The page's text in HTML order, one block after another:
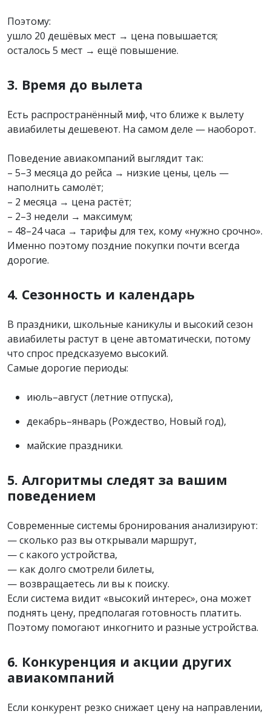
Поэтому:
ушло 20 дешёвых мест → цена повышается;
осталось 5 мест → ещё повышение.
3. Время до вылета
Есть распространённый миф, что ближе к вылету
авиабилеты дешевеют. На самом деле — наоборот.
Поведение авиакомпаний выглядит так:
– 5–3 месяца до рейса → низкие цены, цель —
наполнить самолёт;
– 2 месяца → цена растёт;
– 2–3 недели → максимум;
– 48–24 часа → тарифы для тех, кому «нужно срочно».
Именно поэтому поздние покупки почти всегда
дорогие.
4. Сезонность и календарь
В праздники, школьные каникулы и высокий сезон
авиабилеты растут в цене автоматически, потому
что спрос предсказуемо высокий.
Самые дорогие периоды:
июль–август (летние отпуска),
декабрь–январь (Рождество, Новый год),
майские праздники.
5. Алгоритмы следят за вашим
поведением
Современные системы бронирования анализируют:
— сколько раз вы открывали маршрут,
— с какого устройства,
— как долго смотрели билеты,
— возвращаетесь ли вы к поиску.
Если система видит «высокий интерес», она может
поднять цену, предполагая готовность платить.
Поэтому помогают инкогнито и разные устройства.
6. Конкуренция и акции других
авиакомпаний
Если конкурент резко снижает цену на направлении,